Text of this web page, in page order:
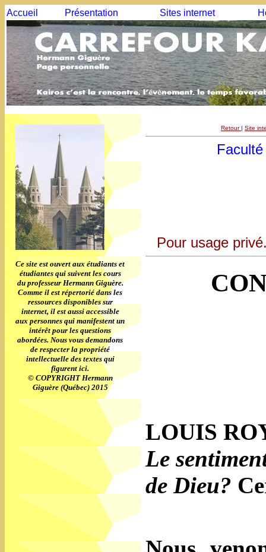
Accueil Présentation Sites internet
Ce site est ouvert aux étudiants et
étudiantes qui suivent les cours
du professeur Hermann Giguère.
Comme il est répertorié dans les
ressources disponibles sur
internet, il est aussi accessible
aux personnes qui manifestent un
intérêt pour les questions
abordées. Nous vous demandons
de respecter la propriété
intellectuelle des textes qui
figurent ici.
© COPYRIGHT Hermann
Giguère (Québec) 2015
Retour| Site
Pour usage
LOUIS
Le
de Dieu?